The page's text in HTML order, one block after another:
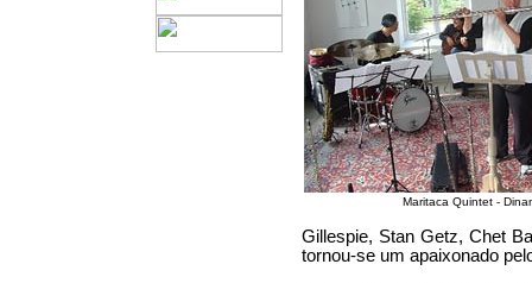
Maritaca Quintet -
Gillespie, Stan Getz, Chet
tornou-se um apaixonado